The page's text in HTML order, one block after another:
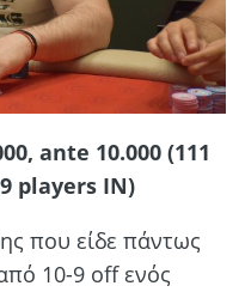
ante 10.000 (111
players IN)
που είδε πάντως
10-9 off ενός